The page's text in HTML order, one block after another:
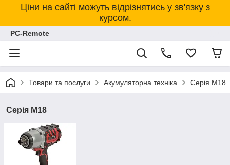
Ціни на сайті можуть відрізнятись у зв'язку з
курсом.
PC-Remote
Товари та послуги Акумуляторна техніка Серія М18
Серія М18